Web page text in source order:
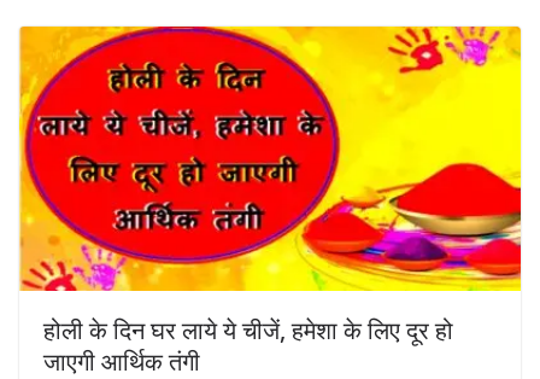
होली के दिन घर लाये ये चीजें, हमेशा के लिए दूर हो
जाएगी आर्थिक तंगी